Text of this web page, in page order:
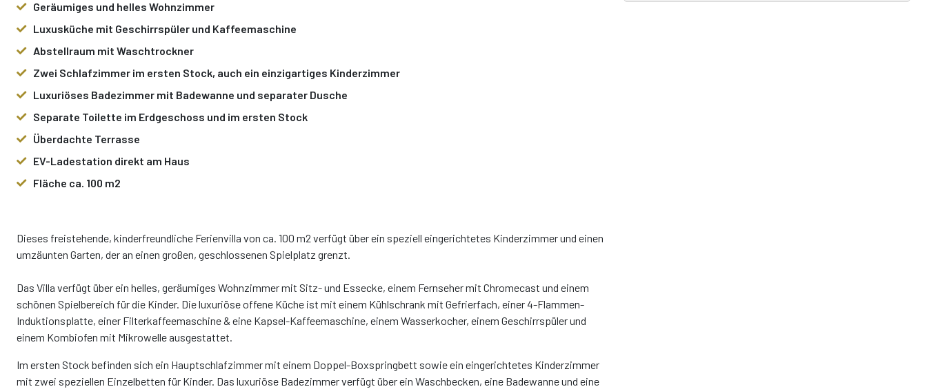
Geräumiges und helles Wohnzimmer
Luxusküche mit Geschirrspüler und Kaffeemaschine
Abstellraum mit Waschtrockner
Zwei Schlafzimmer im ersten Stock, auch ein einzigartiges Kinderzimmer
Luxuriöses Badezimmer mit Badewanne und separater Dusche
Separate Toilette im Erdgeschoss und im ersten Stock
Überdachte Terrasse
EV-Ladestation direkt am Haus
Fläche ca. 100 m2
Dieses freistehende, kinderfreundliche Ferienvilla von ca. 100 m2 verfügt über ein speziell eingerichtetes Kinderzimmer und einen
umzäunten Garten, der an einen großen, geschlossenen Spielplatz grenzt.
Das Villa verfügt über ein helles, geräumiges Wohnzimmer mit Sitz- und Essecke, einem Fernseher mit Chromecast und einem
schönen Spielbereich für die Kinder. Die luxuriöse offene Küche ist mit einem Kühlschrank mit Gefrierfach, einer 4-Flammen-
Induktionsplatte, einer Filterkaffeemaschine & eine Kapsel-Kaffeemaschine, einem Wasserkocher, einem Geschirrspüler und
einem Kombiofen mit Mikrowelle ausgestattet.
Im ersten Stock befinden sich ein Hauptschlafzimmer mit einem Doppel-Boxspringbett sowie ein eingerichtetes Kinderzimmer
mit zwei speziellen Einzelbetten für Kinder. Das luxuriöse Badezimmer verfügt über ein Waschbecken, eine Badewanne und eine